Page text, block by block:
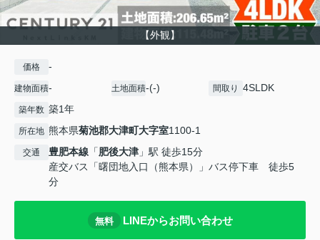
【外観】
価格 -
建物面積- 土地面積-(-) 間取り 4SLDK
築年数 築1年
所在地 熊本県菊池郡大津町大字室1100-1
交通 豊肥本線 「肥後大津 」駅 徒歩15分
産交バス「曙団地入口（熊本県）」バス停下車 徒歩5
分
無料 LINEからお問い合わせ